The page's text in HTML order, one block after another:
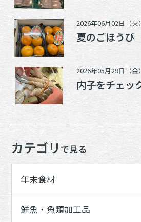
2026年06月02日（火）
夏のごほう
2026年05月29日（金）
内子をチェッ
カテゴリ で見る
年末食材
鮮魚・魚類加工品